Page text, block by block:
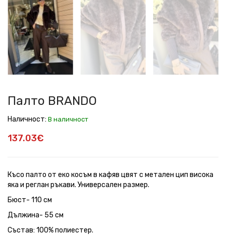
Палто BRANDO
Наличност: В наличност
137.03€
Късо палто от еко косъм в кафяв цвят с метален цип висока
яка и реглан ръкави. Универсален размер.
Бюст- 110 см
Дължина- 55 см
Състав: 100% полиестер.